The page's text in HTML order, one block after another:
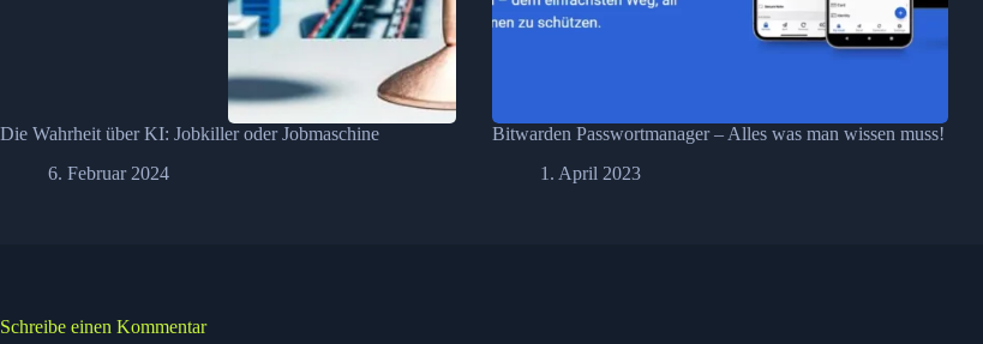
Die Wahrheit über KI: Jobkiller oder Jobmaschine
6. Februar 2024
Bitwarden Passwortmanager – Alles was man wissen muss!
1. April 2023
Schreibe einen Kommentar